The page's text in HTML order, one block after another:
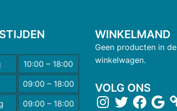
10:00 – 18:00
09:00 – 18:00
09:00 – 18:00
WINKELMAND
Geen producten in de
winkelwagen.
VOLG ONS